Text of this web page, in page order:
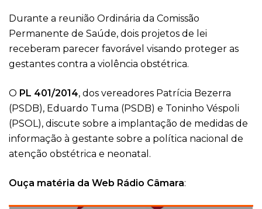
Durante a reunião Ordinária da Comissão
Permanente de Saúde, dois projetos de lei
receberam parecer favorável visando proteger as
gestantes contra a violência obstétrica.
O PL 401/2014, dos vereadores Patrícia Bezerra
(PSDB), Eduardo Tuma (PSDB) e Toninho Véspoli
(PSOL), discute sobre a implantação de medidas de
informação à gestante sobre a política nacional de
atenção obstétrica e neonatal.
Ouça matéria da Web Rádio Câmara: